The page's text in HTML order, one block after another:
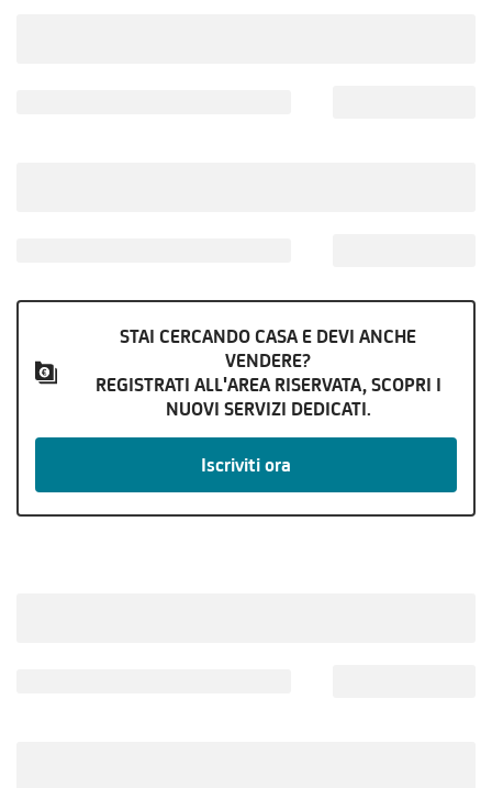
STAI CERCANDO CASA E DEVI ANCHE
VENDERE?
REGISTRATI ALL'AREA RISERVATA, SCOPRI I
NUOVI SERVIZI DEDICATI.
Iscriviti ora